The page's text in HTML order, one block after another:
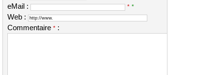
eMail : * *
Web :
Commentaire * :